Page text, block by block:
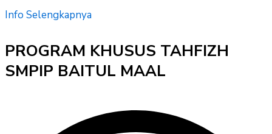
Info Selengkapnya
PROGRAM KHUSUS TAHFIZH
SMPIP BAITUL MAAL